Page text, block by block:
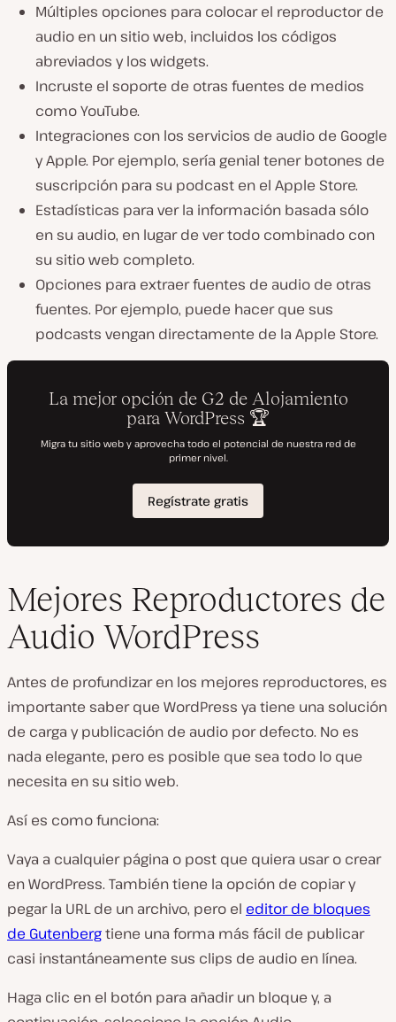
Múltiples opciones para colocar el reproductor de
audio en un sitio web, incluidos los códigos
abreviados y los widgets.
Incruste el soporte de otras fuentes de medios
como YouTube.
Integraciones con los servicios de audio de Google
y Apple. Por ejemplo, sería genial tener botones de
suscripción para su podcast en el Apple Store.
Estadísticas para ver la información basada sólo
en su audio, en lugar de ver todo combinado con
su sitio web completo.
Opciones para extraer fuentes de audio de otras
fuentes. Por ejemplo, puede hacer que sus
podcasts vengan directamente de la Apple Store.
Mejores Reproductores de
Audio WordPress
Antes de profundizar en los mejores reproductores, es
importante saber que WordPress ya tiene una solución
de carga y publicación de audio por defecto. No es
nada elegante, pero es posible que sea todo lo que
necesita en su sitio web.
Así es como funciona:
Vaya a cualquier página o post que quiera usar o crear
en WordPress. También tiene la opción de copiar y
pegar la URL de un archivo, pero el editor de bloques
de Gutenbergtiene una forma más fácil de publicar
casi instantáneamente sus clips de audio en línea.
Haga clic en el botón para añadir un bloque y, a